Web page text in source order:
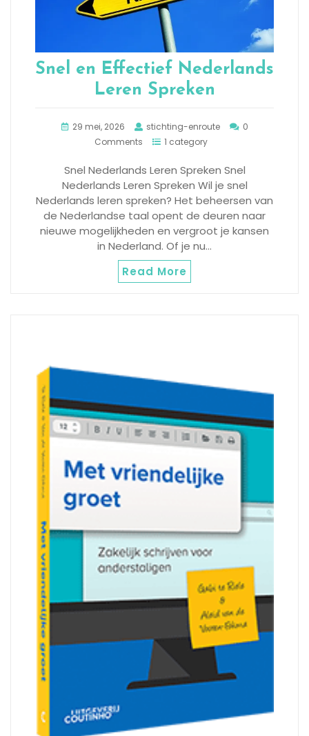
Snel en Effectief Nederlands
Leren Spreken
29 mei, 2026 stichting-enroute
0
Comments
1 category
Snel Nederlands Leren Spreken Snel
Nederlands Leren Spreken Wil je snel
Nederlands leren spreken? Het beheersen van
de Nederlandse taal opent de deuren naar
nieuwe mogelijkheden en vergroot je kansen
in Nederland. Of je nu…
Read More